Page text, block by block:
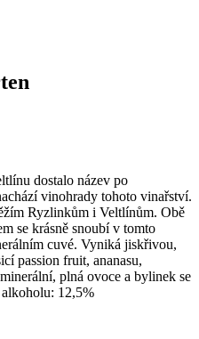
dostalo název po
vinohrady tohoto vinařství.
Ryzlinkům i Veltlínům. Obě
se krásně snoubí v tomto
cuvé. Vyniká jiskřivou,
passion fruit, ananasu,
plná ovoce a bylinek se
12,5%